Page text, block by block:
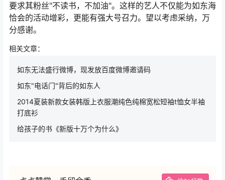
要求其粉丝"不读书，不加油"。这样的艺人不仅能为如东海
恰会的活动增彩，更能有强大号召力。望以考虑采纳，万
分感谢。
相关文章：
如东无法盛行微博，现发放百度微博邀请码
如东"电话门"背后的如东人
2014夏装新款女装韩版上衣服潮纯色纯棉宽松短袖t恤女半袖
打底衫
给孩子的书《新版十万个为什么》